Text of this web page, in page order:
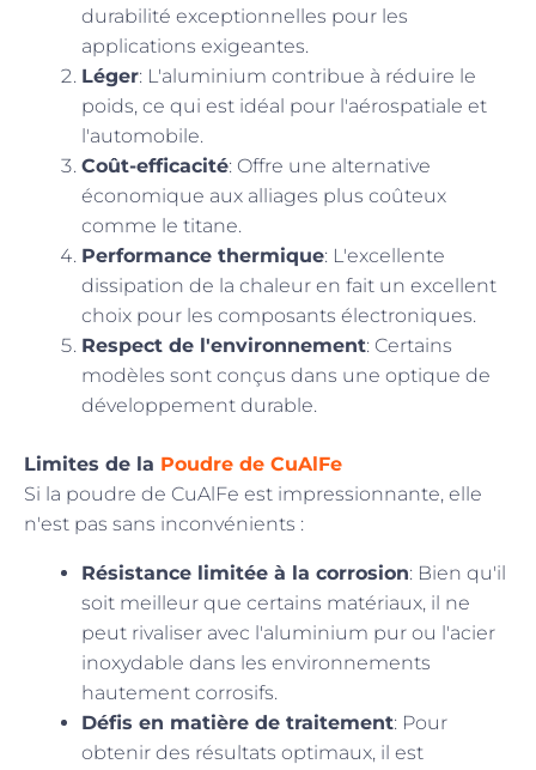
durabilité exceptionnelles pour les
applications exigeantes.
Léger: L'aluminium contribue à réduire le
poids, ce qui est idéal pour l'aérospatiale et
l'automobile.
Coût-efficacité: Offre une alternative
économique aux alliages plus coûteux
comme le titane.
Performance thermique: L'excellente
dissipation de la chaleur en fait un excellent
choix pour les composants électroniques.
Respect de l'environnement: Certains
modèles sont conçus dans une optique de
développement durable.
Limites de la Poudre de CuAlFe
Si la poudre de CuAlFe est impressionnante, elle
n'est pas sans inconvénients :
Résistance limitée à la corrosion: Bien qu'il
soit meilleur que certains matériaux, il ne
peut rivaliser avec l'aluminium pur ou l'acier
inoxydable dans les environnements
hautement corrosifs.
Défis en matière de traitement: Pour
obtenir des résultats optimaux, il est